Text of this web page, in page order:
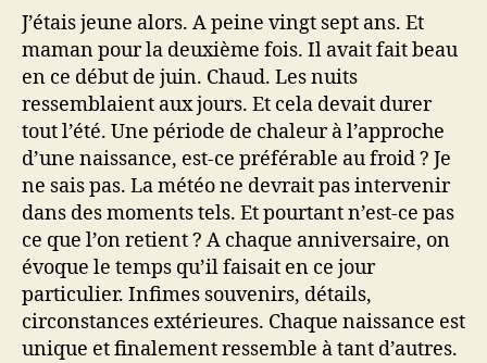
J’étais jeune alors. A peine vingt sept ans. Et
maman pour la deuxième fois. Il avait fait beau
en ce début de juin. Chaud. Les nuits
ressemblaient aux jours. Et cela devait durer
tout l’été. Une période de chaleur à l’approche
d’une naissance, est-ce préférable au froid ? Je
ne sais pas. La météo ne devrait pas intervenir
dans des moments tels. Et pourtant n’est-ce pas
ce que l’on retient ? A chaque anniversaire, on
évoque le temps qu’il faisait en ce jour
particulier. Infimes souvenirs, détails,
circonstances extérieures. Chaque naissance est
unique et finalement ressemble à tant d’autres.